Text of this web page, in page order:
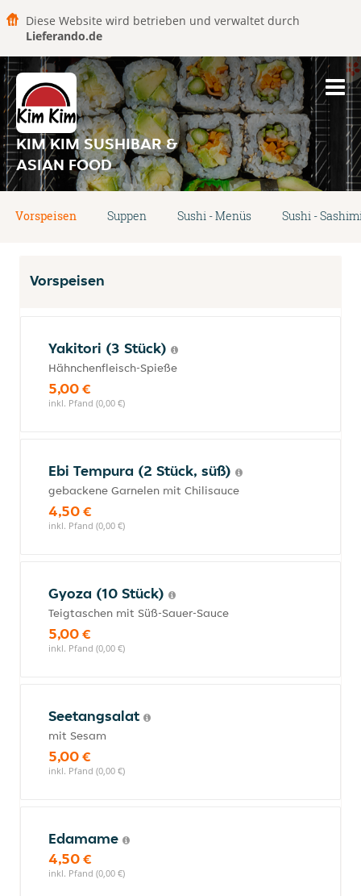
Diese Website wird betrieben und verwaltet durch
Lieferando.de
KIM KIM SUSHIBAR &
ASIAN FOOD
Vorspeisen Suppen Sushi - Menüs Sushi -
Vorspeisen
Yakitori (3 Stück)
Hähnchenfleisch-Spieße
5,00 €
inkl. Pfand (0,00 €)
Ebi Tempura (2 Stück, süß)
gebackene Garnelen mit Chilisauce
4,50 €
inkl. Pfand (0,00 €)
Gyoza (10 Stück)
Teigtaschen mit Süß-Sauer-Sauce
5,00 €
inkl. Pfand (0,00 €)
Seetangsalat
mit Sesam
5,00 €
inkl. Pfand (0,00 €)
Edamame
4,50 €
inkl. Pfand (0,00 €)